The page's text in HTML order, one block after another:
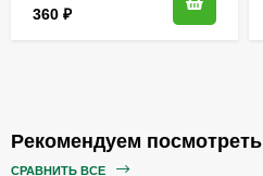
360 ₽
Рекомендуем посмотреть
СРАВНИТЬ ВСЕ